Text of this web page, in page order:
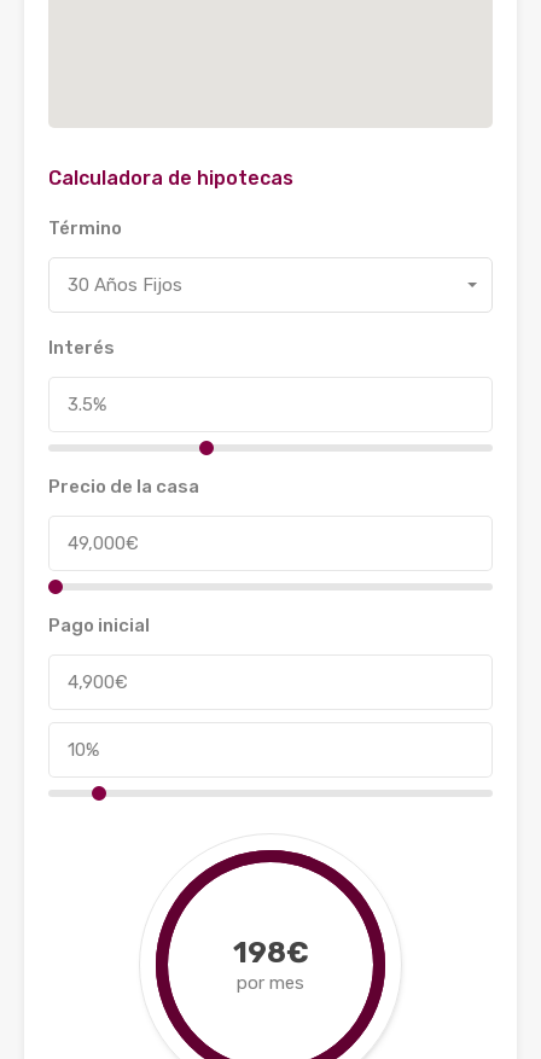
Calculadora de hipotecas
Término
30 Años Fijos
Interés
Precio de la casa
Pago inicial
198€
por mes